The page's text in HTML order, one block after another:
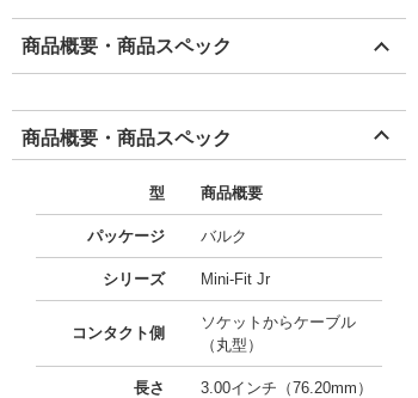
商品概要・商品スペック
商品概要・商品スペック
型 商品概要
パッケージ バルク
シリーズ Mini-Fit Jr
コンタクト側
ソケットからケーブル
（丸型）
長さ 3.00インチ（76.20mm）